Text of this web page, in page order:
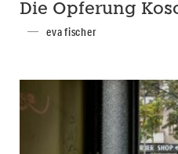
Die Opferung
eva fischer